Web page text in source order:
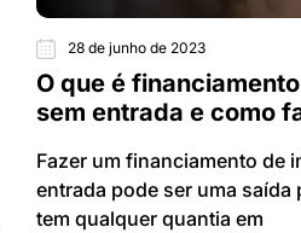
28 de junho de 2023
O que é
sem entrada e como
Fazer um financiamento de
entrada pode ser uma saída
tem qualquer quantia em